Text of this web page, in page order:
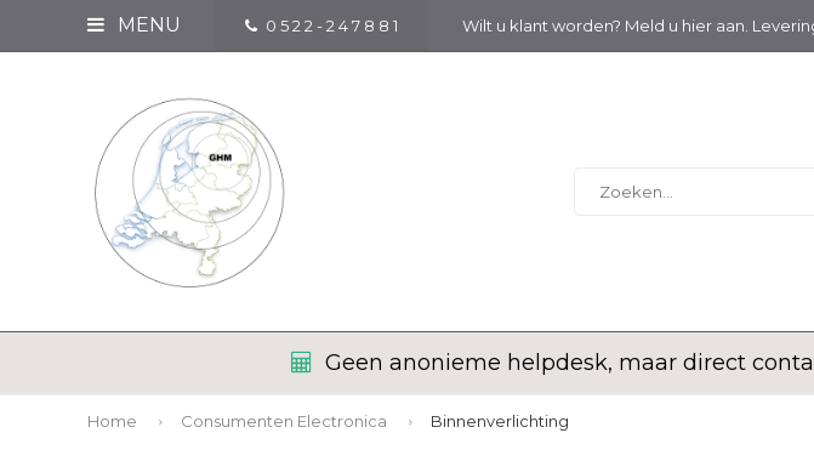
MENU 0 5 2 2 - 2 4 7 8 8 1 Wilt u klant worden? Meld u hier aan.
Geen anonieme helpdesk, maar direct
Home Consumenten Electronica Binnenverlichting